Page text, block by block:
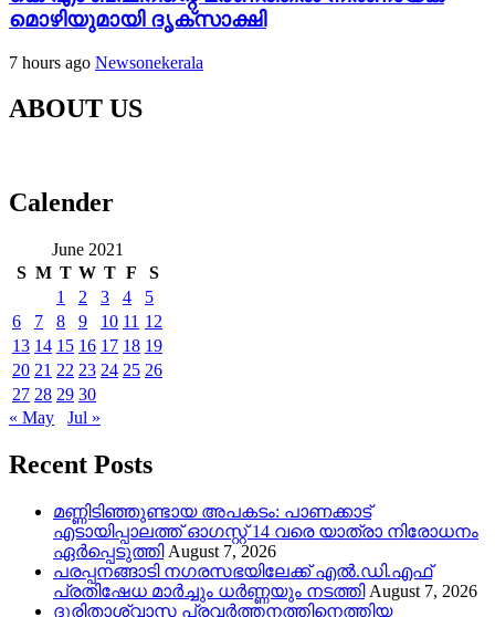
മൊഴിയുമായി ദൃക്‌സാക്ഷി
7 hours ago Newsonekerala
ABOUT US
Calender
June 2021
S M T W T F
S
1
2 3 4
5
6
7 8 9 10 11 12
13 14 15 16 17 18 19
20 21 22 23 24 25 26
27 28 29 30
« May
Jul »
Recent Posts
മണ്ണിടിഞ്ഞുണ്ടായ അപകടം: പാണക്കാട്
എടായിപ്പാലത്ത് ഓഗസ്റ്റ് 14 വരെ യാത്രാ നിരോധനം
ഏര്‍പ്പെടുത്തി August 7, 2026
പരപ്പനങ്ങാടി നഗരസഭയിലേക്ക് എൽ.ഡി.എഫ്
പ്രതിഷേധ മാർച്ചും ധർണ്ണയും നടത്തി August 7, 2026
ദുരിതാശ്വാസ പ്രവർത്തനത്തിനെത്തിയ